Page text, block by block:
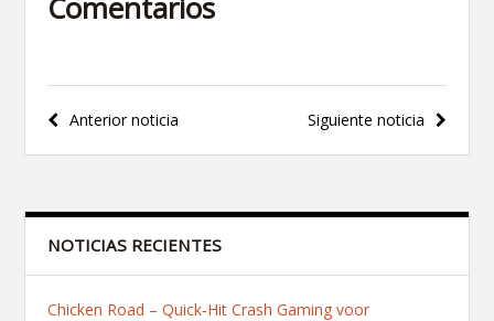
Navegación
de
Siguiente noticia
Anterior noticia
NOTICIAS RECIENTES
Chicken Road – Quick‑Hit Crash Gaming voor